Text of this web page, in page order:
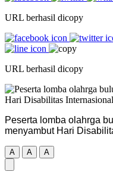
URL berhasil dicopy
URL berhasil dicopy
Peserta lomba olahrga
menyambut Hari
A A A